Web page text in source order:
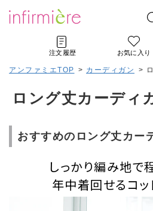
注文履歴 お気に入り
アンファミエTOP > カーディガン >
ロング丈カーディ
おすすめのロング丈カー
しっかり編み地で
年中着回せるコッ